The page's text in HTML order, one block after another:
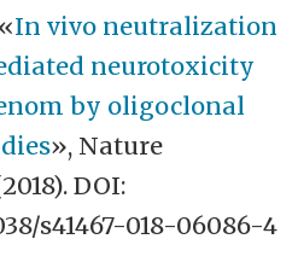
In vivo neutralization
neurotoxicity
by oligoclonal
», Nature
DOI:
s41467-018-06086-4